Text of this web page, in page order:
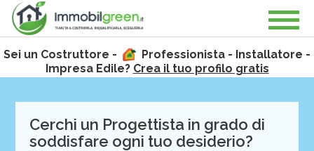
Sei un Costruttore -
Professionista - Installatore -
Impresa Edile? Crea il tuo profilo gratis
Cerchi un Progettista in grado di
soddisfare ogni tuo desiderio?